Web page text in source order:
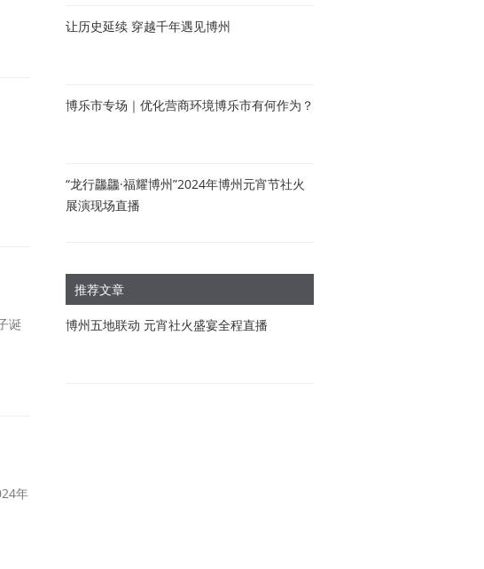
诞
年
让历史延续 穿越千年遇见博州
博乐市专场｜优化营商环境博乐市有何作为？
“龙行龘龘·福耀博州”2024年博州元宵节社火
展演现场直播
推荐文章
博州五地联动 元宵社火盛宴全程直播